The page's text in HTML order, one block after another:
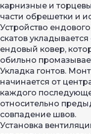
карнизные и
части обрешетки и
Устройство
скатов
ендовый ковер,
обильно
Укладка гонтов.
начинается от
каждого
относительно
совпадение швов.
Установка